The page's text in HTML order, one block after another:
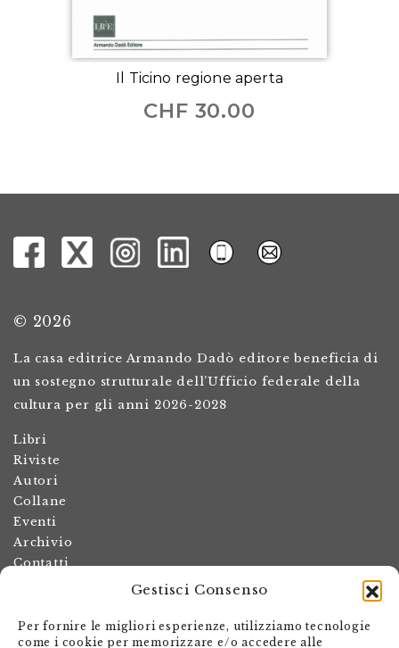
Gestisci Consenso
Per fornire le migliori esperienze, utilizziamo tecnologie
come i cookie per memorizzare e/o accedere alle
Il Ticino regione aperta
CHF 30.00
© 2026
La casa editrice Armando Dadò editore beneficia di
un sostegno strutturale dell’Ufficio federale della
cultura per gli anni 2026-2028
Libri
Riviste
Autori
Collane
Eventi
Archivio
Contatti
Termini e condizioni
Spese di spedizione
Politica dei resi